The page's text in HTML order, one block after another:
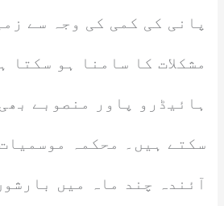
پانی کی کمی کی وجہ سے
مشکلات کا سامنا ہو سکتا
ہائیڈرو پاور منصوبے
سکتے ہیں۔ محکمہ
آئندہ چند ماہ میں